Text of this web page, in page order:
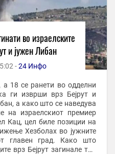
во израелските
и јужен Либан
-24 Инфо
а 18 се ранети во одделни
ги изврши врз Бејрут и
а како што се наведува
на израелскиот премиер
Кац, цел биле позиции на
Хезболах во јужните
главен град. Како што
врз Бејрут загинале три